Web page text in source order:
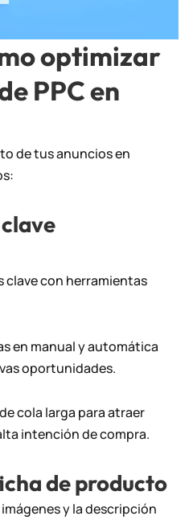
optimizar
PPC en
de tus anuncios en
clave con herramientas
en manual y automática
oportunidades.
cola larga para atraer
intención de compra.
de producto
y la descripción